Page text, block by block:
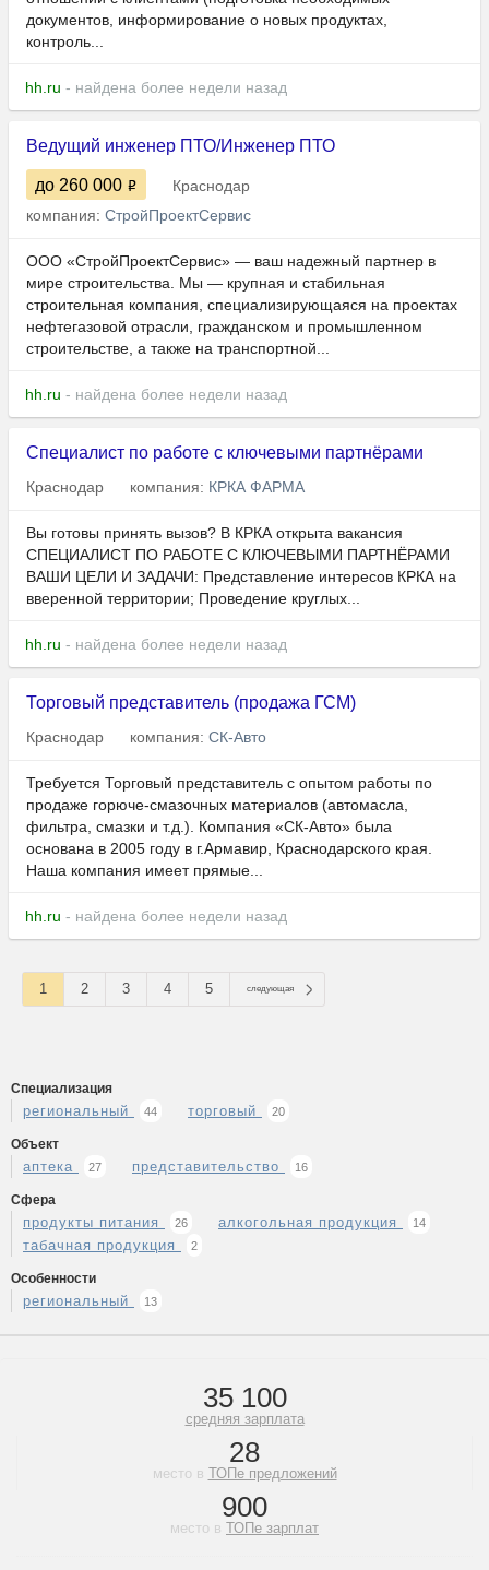
документов, информирование о новых продуктах,
контроль...
hh.ru - найдена более недели назад
Ведущий инженер ПТО/Инженер ПТО
до 260 000
Краснодар
компания: СтройПроектСервис
ООО «СтройПроектСервис» — ваш надежный партнер в
мире строительства. Мы — крупная и стабильная
строительная компания, специализирующаяся на проектах
нефтегазовой отрасли, гражданском и промышленном
строительстве, а также на транспортной...
hh.ru - найдена более недели назад
Специалист по работе с ключевыми партнёрами
Краснодар компания: КРКА ФАРМА
Вы готовы принять вызов? В КРКА открыта вакансия
СПЕЦИАЛИСТ ПО РАБОТЕ С КЛЮЧЕВЫМИ ПАРТНЁРАМИ
ВАШИ ЦЕЛИ И ЗАДАЧИ: Представление интересов КРКА на
вверенной территории; Проведение круглых...
hh.ru - найдена более недели назад
Торговый представитель (продажа ГСМ)
Краснодар компания: СК-Авто
Требуется Торговый представитель с опытом работы по
продаже горюче-смазочных материалов (автомасла,
фильтра, смазки и т.д.). Компания «СК-Авто» была
основана в 2005 году в г.Армавир, Краснодарского края.
Наша компания имеет прямые...
hh.ru - найдена более недели назад
1 2 3 4 5 следующая
Специализация
региональный 44 торговый 20
Объект
аптека 27 представительство 16
Сфера
продукты питания 26 алкогольная продукция 14
табачная продукция 2
Особенности
региональный 13
35 100
средняя зарплата
28
место в ТОПе предложений
900
место в ТОПе зарплат